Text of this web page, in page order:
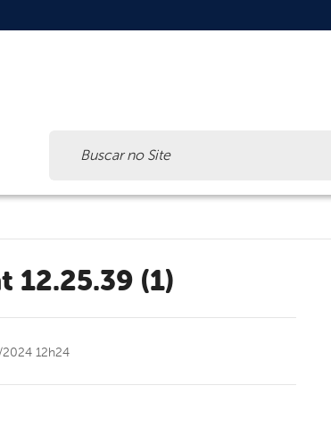
12.25.39 (1)
12h24